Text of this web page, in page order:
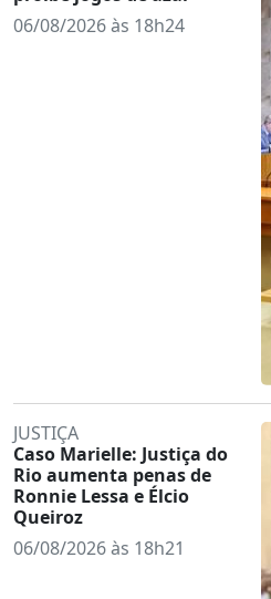
06/08/2026 às 18h24
JUSTIÇA
Caso Marielle: Justiça do
Rio aumenta penas de
Ronnie Lessa e Élcio
Queiroz
06/08/2026 às 18h21